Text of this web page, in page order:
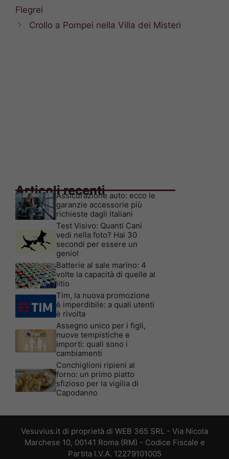
Flegrei
Crollo a Pompei nella Villa dei Misteri
Articoli recenti
Assicurazione auto: ecco le
garanzie accessorie più
richieste dagli italiani
Test Visivo: Quanti Cani
vedi nella foto? Hai 30
secondi per essere un
genio!
Batterie al sale marino: 4
volte la capacità di quelle al
litio
Tim, la nuova promozione
è imperdibile: a quali utenti
è rivolta
Assegno unico per i figli,
nuove tempistiche e
importi: quali sono i
cambiamenti
Conchiglioni ripieni al
forno: un primo piatto
sfizioso per la vigilia di
Capodanno
Vesuvius.it di proprietà di WEB 365 SRL - Via Nicola
Marchese 10, 00141 Roma (RM) - Codice Fiscale e
Partita I.V.A. 12279101005